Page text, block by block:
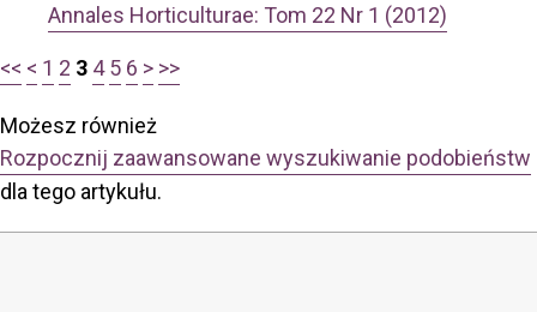
Annales Horticulturae: Tom 22 Nr 1 (2012)
<< < 1 2 3 4 5 6 > >>
Możesz również
Rozpocznij zaawansowane wyszukiwanie podobieństw
dla tego artykułu.